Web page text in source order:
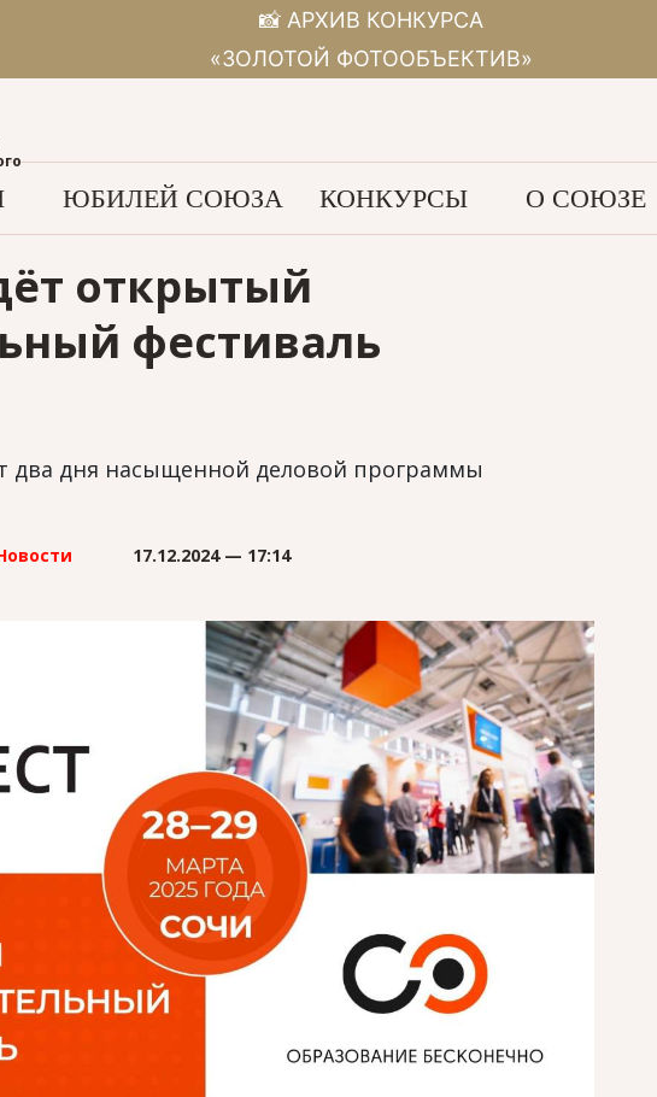
📸 АРХИВ КОНКУРСА
«ЗОЛОТОЙ ФОТООБЪЕКТИВ»
ЮБИЛЕЙ СОЮЗА КОНКУРСЫ О СОЮЗЕ
открытый
фестиваль
два дня насыщенной деловой программы
17.12.2024 — 17:14